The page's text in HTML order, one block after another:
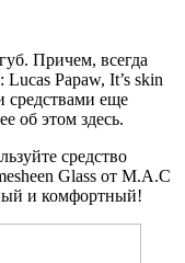
Причем, всегда
Papaw, It’s skin
еще
об этом здесь.
средство
Glass от M.A.C
и комфортный!